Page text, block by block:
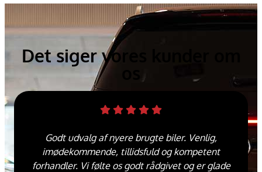
Det siger vores kunder om
Godt udvalg af nyere brugte biler. Venlig,
imødekommende, tillidsfuld og kompetent
forhandler. Vi følte os godt rådgivet og er glade